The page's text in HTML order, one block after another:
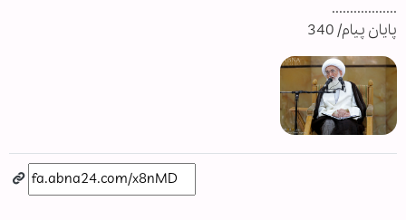
..................
پایان پیام/ 340